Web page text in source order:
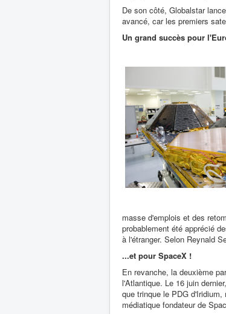
De son côté, Globalstar
avancé, car les premiers
Un grand succès pour
masse d'emplois et des
probablement été apprécié
à l'étranger. Selon Reynald
...et pour SpaceX !
En revanche, la deuxième
l'Atlantique. Le 16 juin
que trinque le PDG
médiatique fondateur de